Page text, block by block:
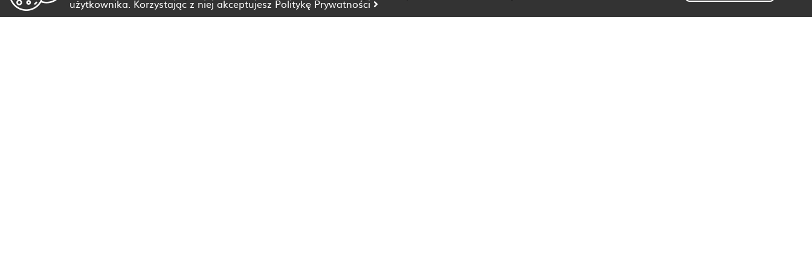
użytkownika. Korzystając z niej akceptujesz Politykę Prywatności